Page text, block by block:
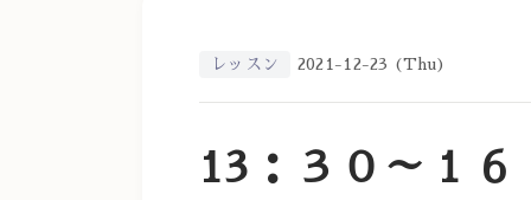
レッスン 2021-12-23 (Thu)
13：３０～１６